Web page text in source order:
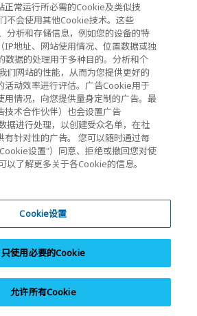
Corporation Home
沪公网安备31010602005476号
KIOXIA (China) Co., Ltd. All Rights Reserved.
正常运行所必需的Cookie及类似技
不会使用其他Cookie技术。这些
分析和存储信息，例如您的设备的特
IP地址、网站使用情况、位置数据或独
数据的处理用于多种目的。分析和个
们网站的性能，从而为您提供更好的
活动效率进行评估。广告Cookie用于
用情况，向您提供量身定制的广告。最
技术合作伙伴）也会设置广告
据进行处理，以创建受众名单，在社
有针对性的广告。 您可以随时通过每
设置"）同意、拒绝或撤回您对使
以了解更多关于各Cookie的信息。
Cookie设置
只使用必要的Cookie
允许所有Cookie